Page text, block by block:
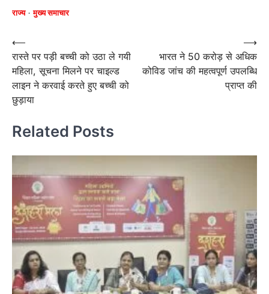
राज्य मुख्य समाचार
Post
navigation
⟵
रास्ते पर पड़ी बच्ची को उठा ले गयी
महिला, सूचना मिलने पर चाइल्ड
लाइन ने करवाई करते हुए बच्ची को
छुड़ाया
भारत ने 50 करोड़ से अधिक
कोविड जांच की महत्वपूर्ण उपलब्धि
प्राप्त की
⟶
Related Posts